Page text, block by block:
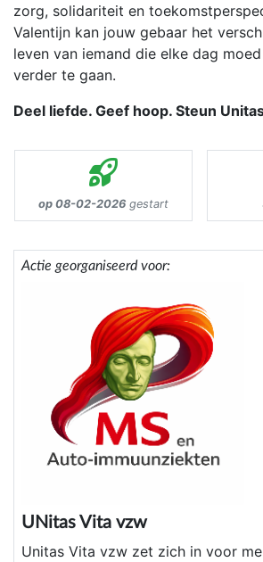
zorg, solidariteit en
Valentijn kan jouw gebaar het
leven van iemand die elke dag
verder te gaan.
Deel liefde. Geef hoop. Steun
op 08-02-2026 gestart
Actie georganiseerd voor:
UNitas Vita vzw
Unitas Vita vzw zet zich in voor